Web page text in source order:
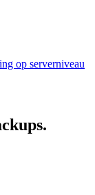
op serverniveau